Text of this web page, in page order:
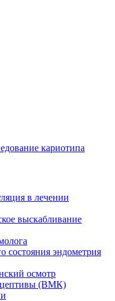
кариотипа
в лечении
выскабливание
состояния эндометрия
осмотр
(ВМК)